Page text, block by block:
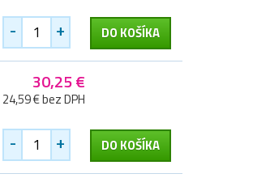
- + DO KOŠÍKA
30,25 €
24,59 € bez DPH
- + DO KOŠÍKA